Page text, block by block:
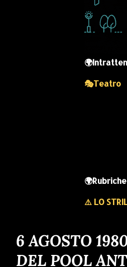
🎭Teatro
🌍Rubriche
⚠️ LO
6 AGOSTO
DEL POOL